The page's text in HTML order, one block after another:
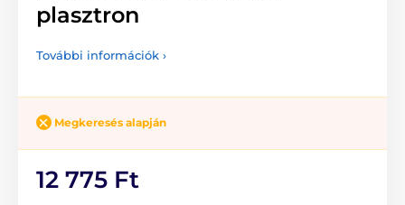
plasztron
További információk ›
Megkeresés alapján
12 775 Ft